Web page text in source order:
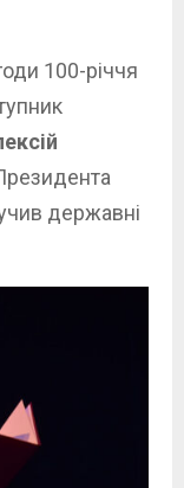
100-річчя
державні